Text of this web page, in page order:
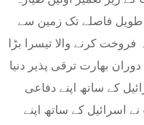
طویل فاصلے تک زمین سے
کرنے والا تیسرا بڑا
امریکی کانگریس کی رپورٹ کے مطابق 2008 سے 2015 کے دوران بھارت ترقی پذیر دنیا
کے ساتھ اپنے دفاعی
اسرائیل کے ساتھ اپنے